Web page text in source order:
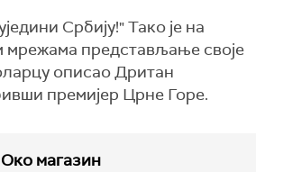
Србију!" Тако је на
мрежама представљање своје
описао Дритан
премијер Црне Горе.
Око магазин